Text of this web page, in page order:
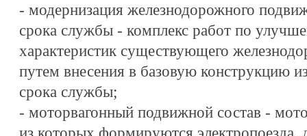
- модернизация железнодорожного
срока службы - комплекс работ по
характеристик существующего
путем внесения в базовую конструкцию
срока службы;
- моторвагонный подвижной состав -